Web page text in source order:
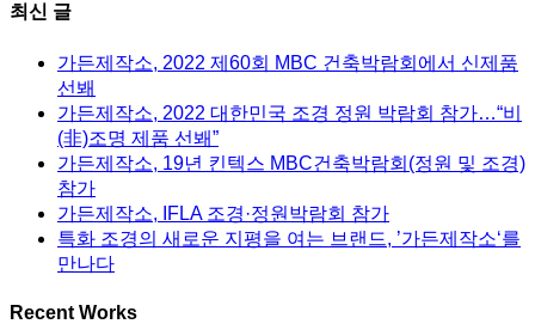
최신 글
가든제작소, 2022 제60회 MBC 건축박람회에서 신제품
선봬
가든제작소, 2022 대한민국 조경 정원 박람회 참가…“비
(非)조명 제품 선봬”
가든제작소, 19년 킨텍스 MBC건축박람회(정원 및 조경)
참가
가든제작소, IFLA 조경·정원박람회 참가
특화 조경의 새로운 지평을 여는 브랜드, ’가든제작소‘를
만나다
Recent Works